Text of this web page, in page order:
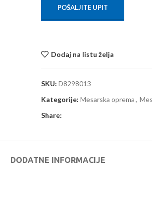
POŠALJITE UPIT
Dodaj na listu želja
SKU: D8298013
Kategorije: Mesarska oprema,
Share:
DODATNE INFORMACIJE